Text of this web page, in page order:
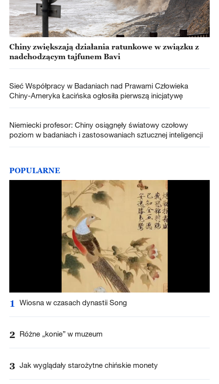
Chiny zwiększają działania ratunkowe w związku z
nadchodzącym tajfunem Bavi
Sieć Współpracy w Badaniach nad Prawami Człowieka
Chiny-Ameryka Łacińska ogłosiła pierwszą inicjatywę
Niemiecki profesor: Chiny osiągnęły światowy czołowy
poziom w badaniach i zastosowaniach sztucznej inteligencji
POPULARNE
1 Wiosna w czasach dynastii Song
2 Różne „konie” w muzeum
3 Jak wyglądały starożytne chińskie monety